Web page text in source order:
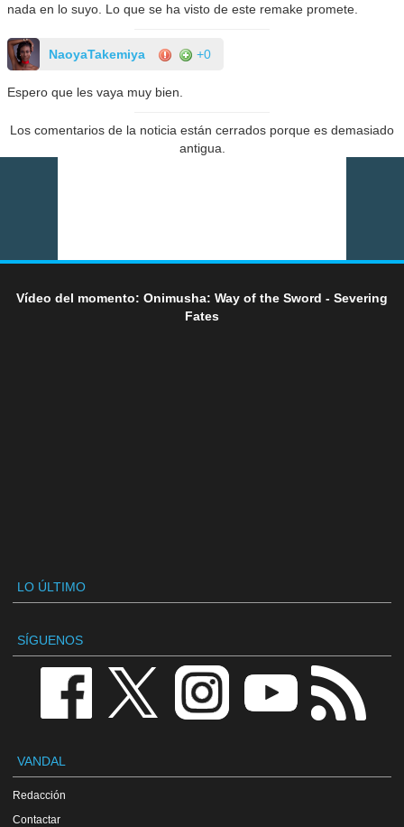
nada en lo suyo. Lo que se ha visto de este remake promete.
NaoyaTakemiya +0
Espero que les vaya muy bien.
Los comentarios de la noticia están cerrados porque es demasiado
antigua.
Vídeo del momento: Onimusha: Way of the Sword - Severing
Fates
LO ÚLTIMO
SÍGUENOS
VANDAL
Redacción
Contactar